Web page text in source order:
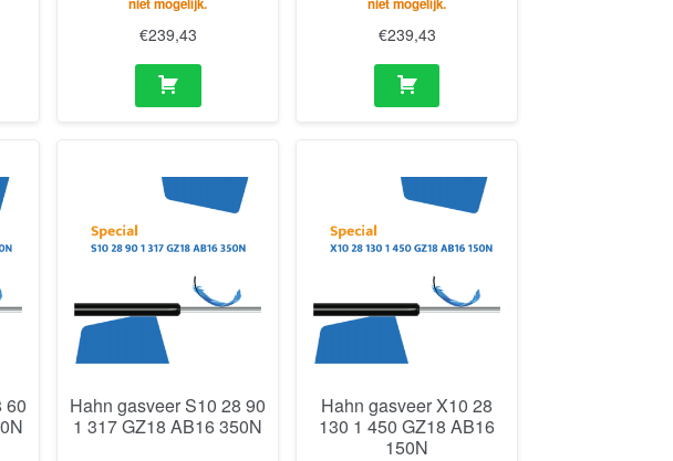
€239,43 €239,43
60
Hahn gasveer S10 28 90
1 317 GZ18 AB16 350N
Hahn gasveer X10 28
130 1 450 GZ18 AB16
150N